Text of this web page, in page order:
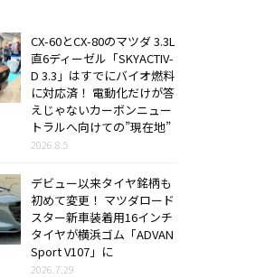
CX-60とCX-80のマツダ 3.3L
直6ディーゼル「SKYACTIV-
D 3.3」はすでにバイオ燃料
に対応済！ 電動化だけが答
えじゃないカーボンニュー
トラルへ向けての”現在地”
2026.8.5
デビュー以来タイヤ銘柄も
初めて変更！ マツダロード
スター新車装着用16インチ
タイヤが横浜ゴム「ADVAN
Sport V107」に
2026.7.29